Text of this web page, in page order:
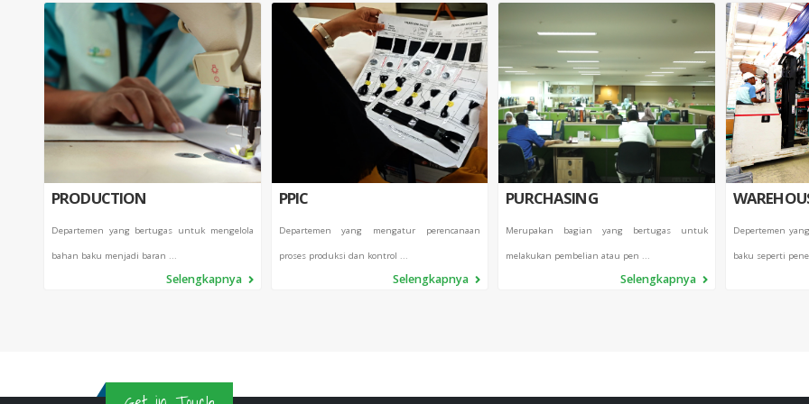
PRODUCTION
Departemen yang bertugas untuk mengelola
bahan baku menjadi baran ...
Selengkapnya
PPIC
Departemen yang mengatur perencanaan
proses produksi dan kontrol ...
Selengkapnya
PURCHASING
Merupakan bagian yang bertugas untuk
melakukan pembelian atau pen ...
Selengkapnya
Depertemen
baku seperti